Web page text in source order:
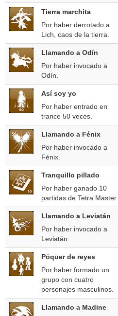
Tierra marchita
Por haber derrotado a
Lich, caos de la tierra.
Llamando a Odín
Por haber invocado a
Odín.
Así soy yo
Por haber entrado en
trance 50 veces.
Llamando a Fénix
Por haber invocado a
Fénix.
Tranquillo pillado
Por haber ganado 10
partidas de Tetra Master.
Llamando a Leviatán
Por haber invocado a
Leviatán.
Póquer de reyes
Por haber formado un
grupo con cuatro
personajes masculinos.
Llamando a Madine